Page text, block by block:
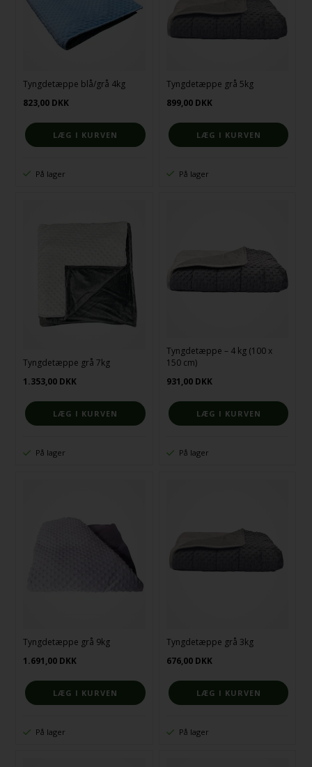
Tyngdetæppe blå/grå 4kg
823,00 DKK
På lager
Tyngdetæppe grå 5kg
899,00 DKK
På lager
Tyngdetæppe grå 7kg
1.353,00 DKK
På lager
Tyngdetæppe – 4 kg (100 x
150 cm)
931,00 DKK
På lager
Tyngdetæppe grå 9kg
1.691,00 DKK
På lager
Tyngdetæppe grå 3kg
676,00 DKK
På lager